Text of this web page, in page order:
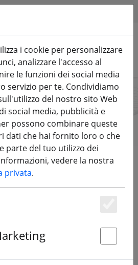
da CNHL
i cookie per personalizzare
analizzare l'accesso al
le funzioni dei social media
servizio per te. Condividiamo
del nostro sito Web
social media, pubblicità e
possono combinare queste
dati che hai fornito loro o che
parte del tuo utilizzo dei
vedere la nostra
privata.